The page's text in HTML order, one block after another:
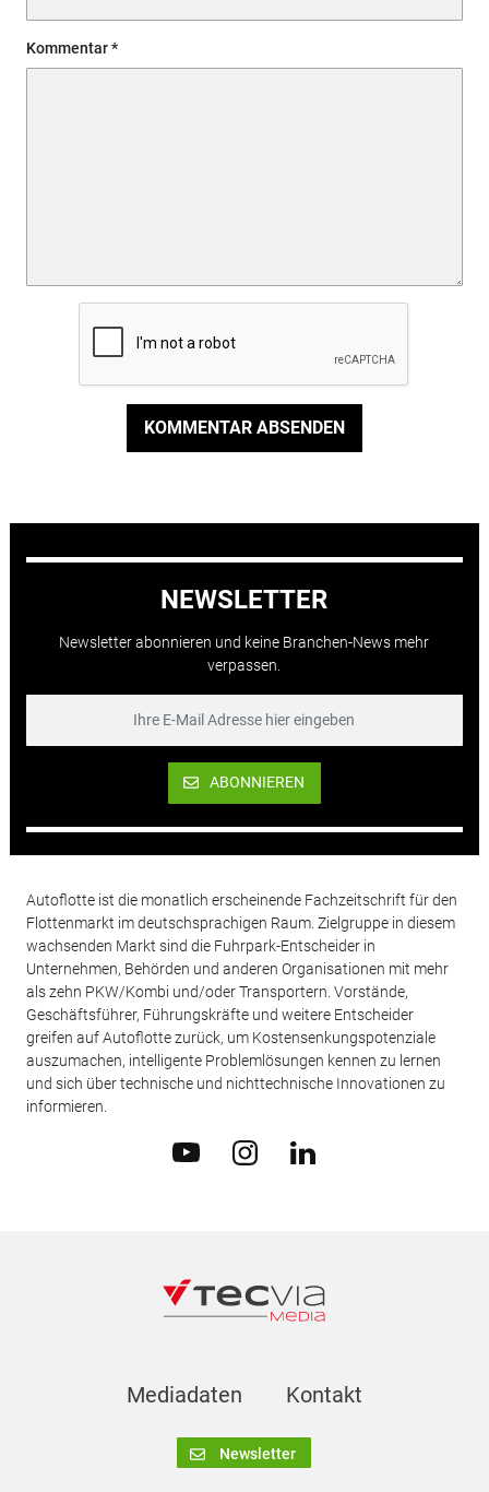
Kommentar
KOMMENTAR ABSENDEN
NEWSLETTER
Newsletter abonnieren und keine Branchen-News mehr
verpassen.
ABONNIEREN
Autoflotte ist die monatlich erscheinende Fachzeitschrift für den
Flottenmarkt im deutschsprachigen Raum. Zielgruppe in diesem
wachsenden Markt sind die Fuhrpark-Entscheider in
Unternehmen, Behörden und anderen Organisationen mit mehr
als zehn PKW/Kombi und/oder Transportern. Vorstände,
Geschäftsführer, Führungskräfte und weitere Entscheider
greifen auf Autoflotte zurück, um Kostensenkungspotenziale
auszumachen, intelligente Problemlösungen kennen zu lernen
und sich über technische und nichttechnische Innovationen zu
informieren.
Mediadaten Kontakt
Newsletter